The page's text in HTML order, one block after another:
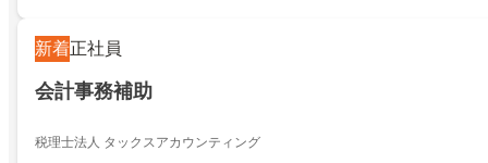
新着正社員
会計事務補助
税理士法人 タックスアカウンティング